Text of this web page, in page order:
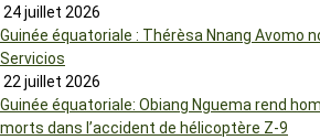
24 juillet 2026
Guinée équatoriale : Thérèsa Nnang Avomo
Servicios
22 juillet 2026
Guinée équatoriale: Obiang Nguema rend
morts dans l’accident de hélicoptère Z-9